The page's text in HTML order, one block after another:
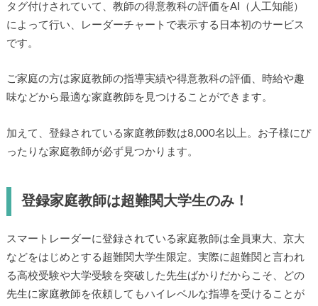
タグ付けされていて、教師の得意教科の評価をAI（人工知能）
によって行い、レーダーチャートで表示する日本初のサービス
です。
ご家庭の方は家庭教師の指導実績や得意教科の評価、時給や趣
味などから最適な家庭教師を見つけることができます。
加えて、登録されている家庭教師数は8,000名以上。お子様にぴ
ったりな家庭教師が必ず見つかります。
登録家庭教師は超難関大学生のみ！
スマートレーダーに登録されている家庭教師は全員東大、京大
などをはじめとする超難関大学生限定。実際に超難関と言われ
る高校受験や大学受験を突破した先生ばかりだからこそ、どの
先生に家庭教師を依頼してもハイレベルな指導を受けることが